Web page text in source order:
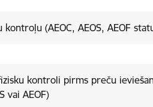
(AEOC, AEOS, AEOF
kontroli pirms preču
vai AEOF)